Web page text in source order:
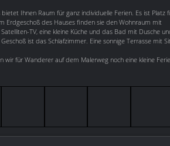
bietet Ihnen Raum für ganz individuelle Ferien. Es ist Platz
Erdgeschoß des Hauses finden sie den Wohnraum mit
TV, eine kleine Küche und das Bad mit Dusche
ist das Schlafzimmer. Eine sonnige Terrasse mit
wir für Wanderer auf dem Malerweg noch eine kleine